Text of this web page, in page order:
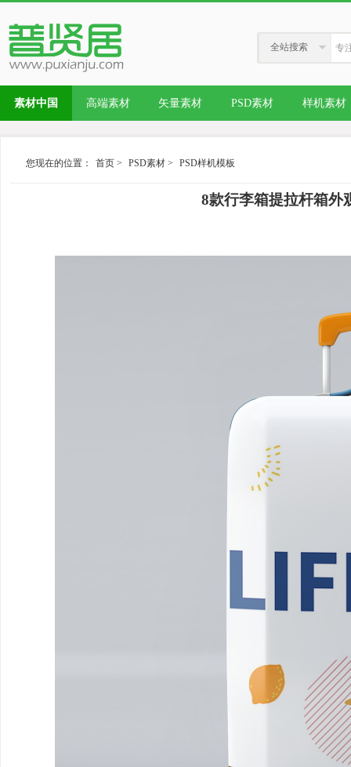
全站搜索
素材中国 高端素材 矢量素材 PSD素材 样机素材
您现在的位置： 首页 > PSD素材 > PSD样机模板
8款行李箱提拉杆箱外